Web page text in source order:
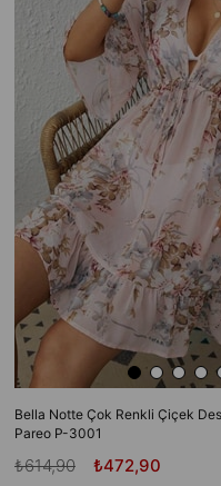
Bella Notte Çok Renkli Çiçek
Pareo P-3001
₺472,90
₺614,90